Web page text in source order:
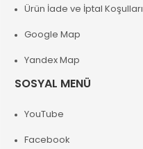
Ürün İade ve İptal Koşulları
Google Map
Yandex Map
SOSYAL MENÜ
YouTube
Facebook